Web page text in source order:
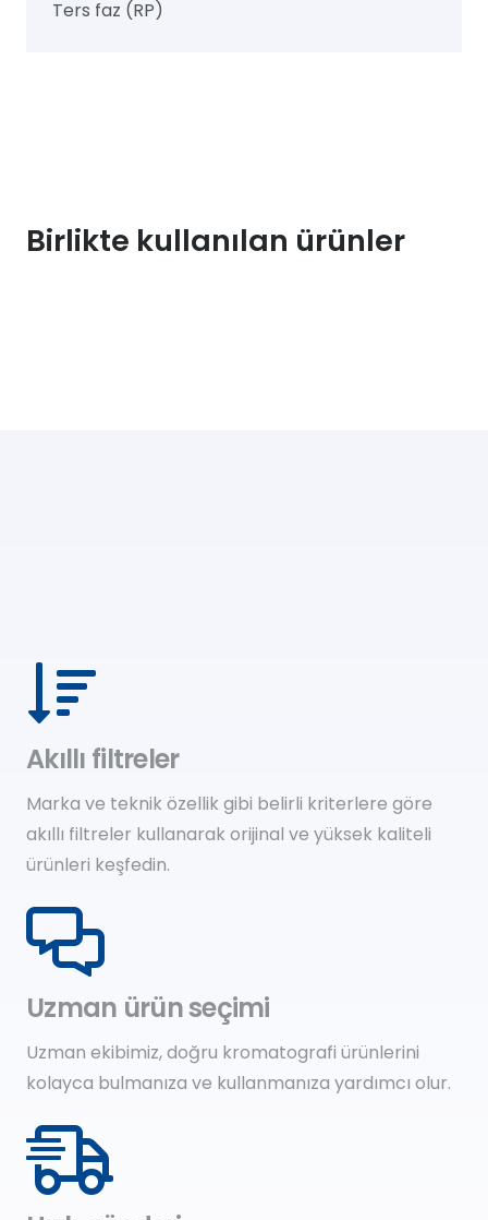
Ters faz (RP)
Birlikte kullanılan ürünler
Akıllı filtreler
Marka ve teknik özellik gibi belirli kriterlere göre
akıllı filtreler kullanarak orijinal ve yüksek kaliteli
ürünleri keşfedin.
Uzman ürün seçimi
Uzman ekibimiz, doğru kromatografi ürünlerini
kolayca bulmanıza ve kullanmanıza yardımcı olur.